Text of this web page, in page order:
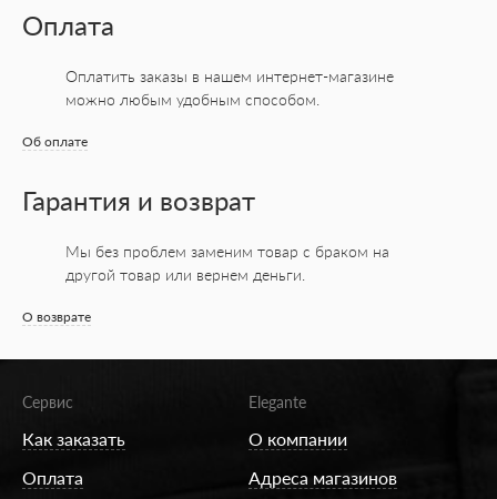
Оплата
Оплатить заказы в нашем интернет-магазине
можно любым удобным способом.
Об оплате
Гарантия и возврат
Мы без проблем заменим товар с браком на
другой товар или вернем деньги.
О возврате
Сервис
Как заказать
Оплата
Elegante
О компании
Адреса магазинов